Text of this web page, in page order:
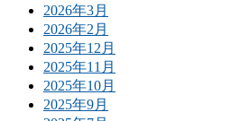
2026年3月
2026年2月
2025年12月
2025年11月
2025年10月
2025年9月